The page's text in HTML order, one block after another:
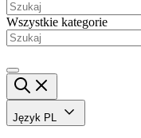
Wszystkie kategorie
Język PL